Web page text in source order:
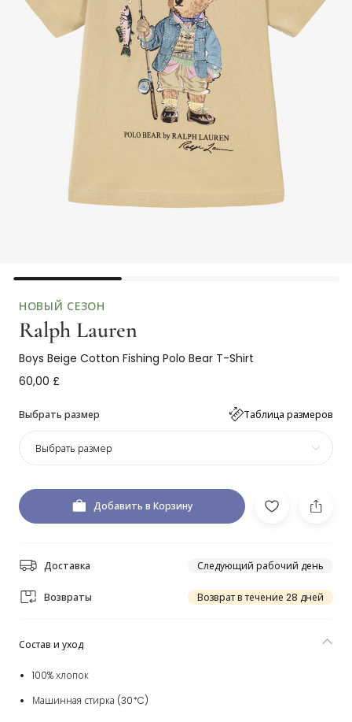
НОВЫЙ СЕЗОН
Ralph Lauren
Boys Beige Cotton Fishing Polo Bear T-Shirt
60,00 £
Выбрать размер Таблица размеров
Выбрать размер
Добавить в Корзину
Доставка Следующий рабочий день
Возвраты Возврат в течение 28 дней
Состав и уход
100% хлопок
Машинная стирка (30*C)